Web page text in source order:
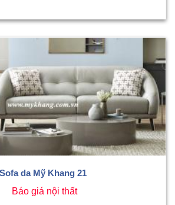
Sofa da Mỹ Khang 21
Báo giá nội thất